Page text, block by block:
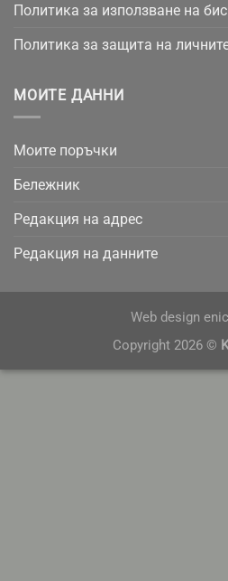
Политика за използване на
Политика за защита на
МОИТЕ ДАННИ
Моите поръчки
Бележник
Редакция на адрес
Редакция на данните
Web design
Copyright 2026 ©